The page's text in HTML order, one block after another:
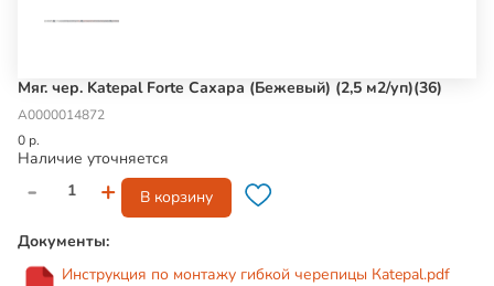
Мяг. чер. Katepal Forte Сахара (Бежевый) (2,5 м2/уп)(36)
А0000014872
0 р.
Наличие уточняется
- + В корзину
Документы:
Инструкция по монтажу гибкой черепицы Кatepal.pdf